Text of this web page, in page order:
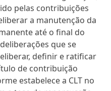
pelas contribuições
a manutenção da
até o final do
que se
definir e ratificar
de contribuição
estabelece a CLT no